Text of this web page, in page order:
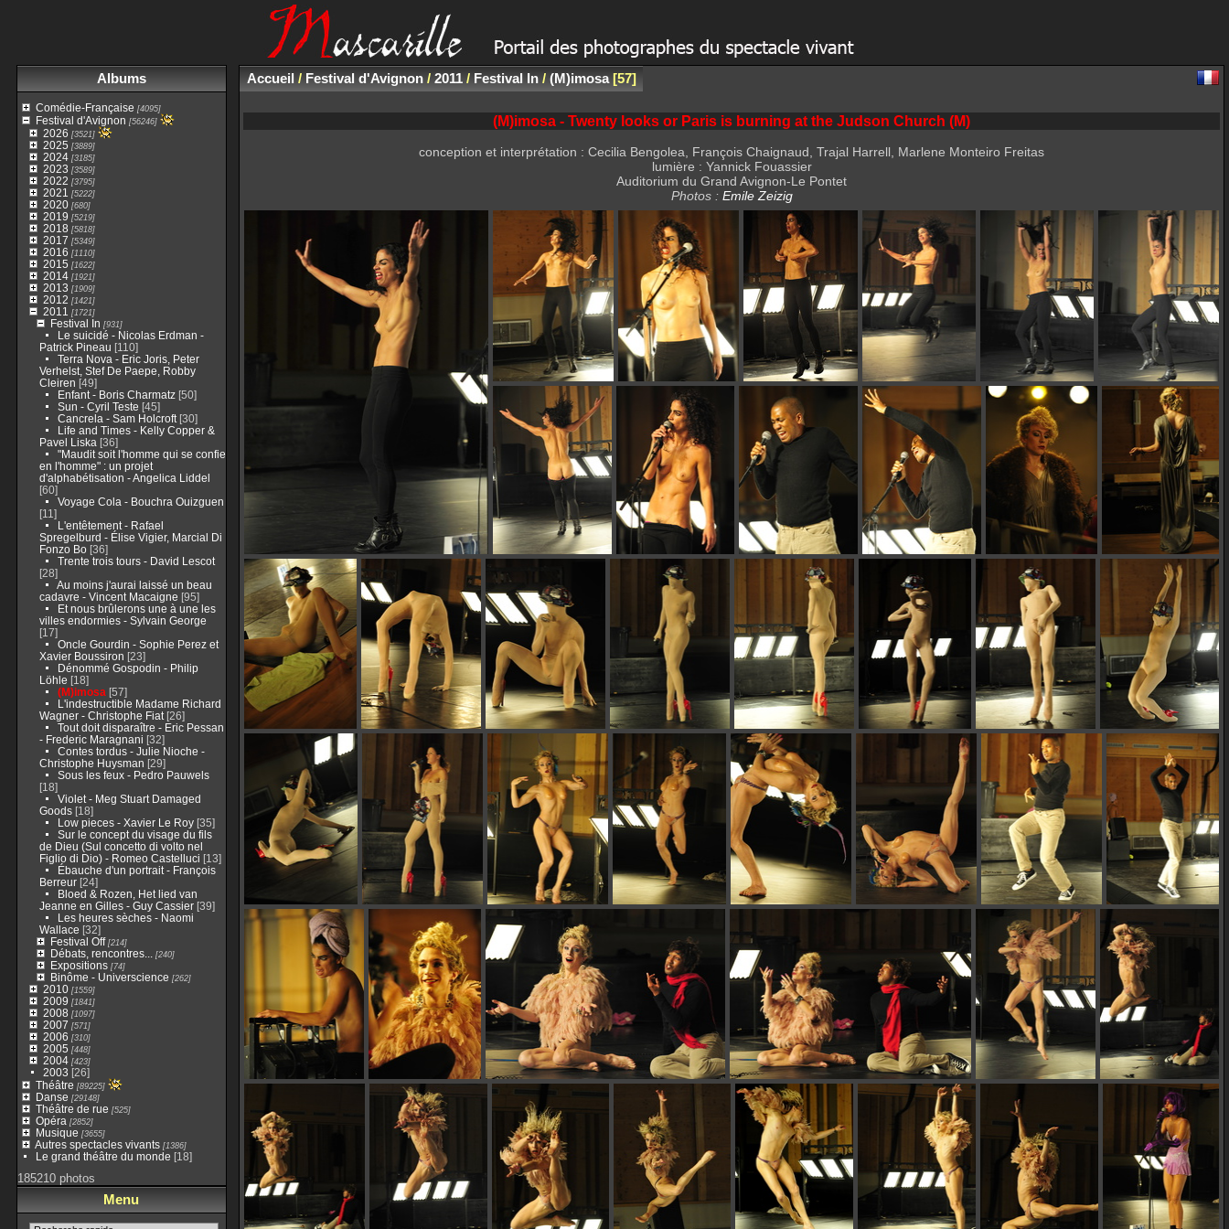
Albums
Comédie-Française [4095]
Festival d'Avignon [56246]
2026 [3521]
2025 [3889]
2024[3185]
2023 [3589]
2022 [3795]
2021 [5222]
2020[680]
2019 [5219]
2018 [5818]
2017 [5349]
2016 [1110]
2015 [1622]
2014[1921]
2013 [1909]
2012 [1421]
2011 [1721]
Festival In [931]
Le suicidé - Nicolas Erdman -
Patrick Pineau [110]
Terra Nova - Eric Joris, Peter
Verhelst, Stef De Paepe, Robby
Cleiren [49]
Enfant - Boris Charmatz[50]
Sun - Cyril Teste [45]
Cancrela - Sam Holcroft[30]
Life and Times - Kelly Copper &
Pavel Liska [36]
"Maudit soit l'homme qui se confie
en l'homme" : un projet
d'alphabétisation - Angelica Liddel
[60]
Voyage Cola - Bouchra Ouizguen
[11]
L'entêtement - Rafael
Spregelburd - Élise Vigier, Marcial Di
Fonzo Bo[36]
Trente trois tours - David Lescot
[28]
Au moins j'aurai laissé un beau
cadavre - Vincent Macaigne [95]
Et nous brûlerons une à une les
villes endormies - Sylvain George
[17]
Oncle Gourdin - Sophie Perez et
Xavier Boussiron [23]
Dénommé Gospodin - Philip
Löhle [18]
(M)imosa [57]
L'indestructible Madame Richard
Wagner - Christophe Fiat[26]
Tout doit disparaître - Eric Pessan
- Frederic Maragnani [32]
Contes tordus - Julie Nioche -
Christophe Huysman [29]
Sous les feux - Pedro Pauwels
[18]
Violet - Meg Stuart Damaged
Goods[18]
Low pieces - Xavier Le Roy[35]
Sur le concept du visage du fils
de Dieu (Sul concetto di volto nel
Figlio di Dio) - Romeo Castelluci [13]
Ébauche d'un portrait - François
Berreur[24]
Bloed & Rozen, Het lied van
Jeanne en Gilles - Guy Cassier[39]
Les heures sèches - Naomi
Wallace [32]
Festival Off[214]
Débats, rencontres... [240]
Expositions[74]
Binôme - Universcience [262]
2010[1559]
2009 [1841]
2008 [1097]
2007 [571]
2006 [310]
2005 [448]
2004[423]
2003 [26]
Théâtre [89225]
Danse [29148]
Théâtre de rue [525]
Opéra [2852]
Musique [3655]
Autres spectacles vivants[1386]
Le grand théâtre du monde [18]
185210 photos
Menu
Accueil/ Festival d'Avignon/ 2011/ Festival In/ (M)imosa 57
(M)imosa - Twenty looks or Paris is burning at the Judson Church (M)
conception et interprétation : Cecilia Bengolea, François Chaignaud, Trajal Harrell, Marlene Monteiro Freitas
lumière : Yannick Fouassier
Auditorium du Grand Avignon-Le Pontet
Photos : Emile Zeizig